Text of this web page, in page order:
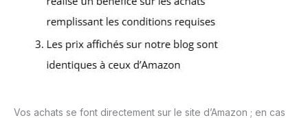
Vos achats se font directement sur le site d’Amazon ; en cas